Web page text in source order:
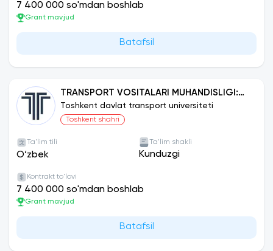
7 400 000 so'mdan boshlab
Grant mavjud
Batafsil
TRANSPORT VOSITALARI MUHANDISLIGI:
ELEKTR TRANSPORTI
Toshkent davlat transport universiteti
Toshkent shahri
Ta'lim tili
O‘zbek
Ta'lim shakli
Kunduzgi
Kontrakt to'lovi
7 400 000 so'mdan boshlab
Grant mavjud
Batafsil